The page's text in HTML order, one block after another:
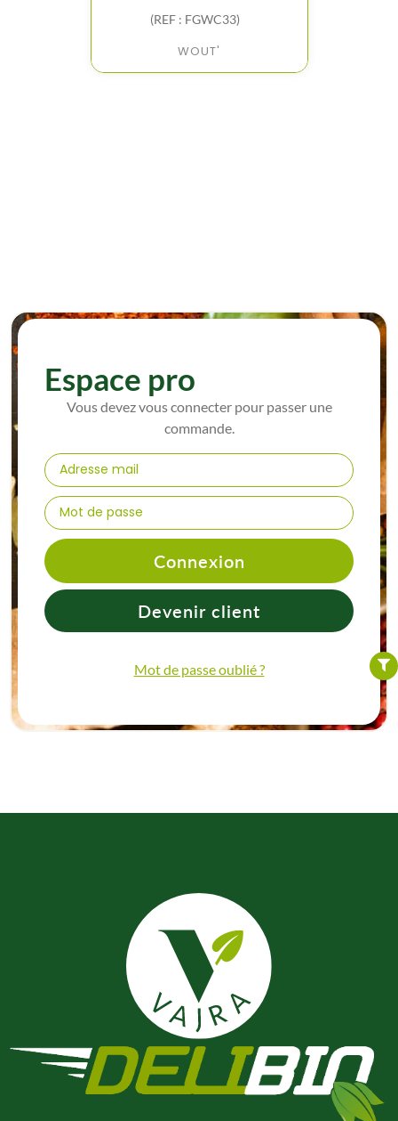
(REF : FGWC33)
WOUT'
 Commande rapide
Espace pro
Vous devez vous connecter pour passer une
commande.
Connexion
Devenir client
Mot de passe oublié ?
FILTER